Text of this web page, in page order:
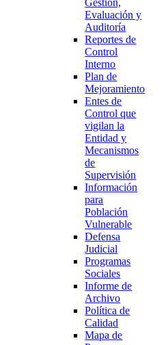
Gestión,
Evaluación y
Auditoría
Reportes de
Control
Interno
Plan de
Mejoramiento
Entes de
Control que
vigilan la
Entidad y
Mecanismos
de
Supervisión
Información
para
Población
Vulnerable
Defensa
Judicial
Programas
Sociales
Informe de
Archivo
Política de
Calidad
Mapa de